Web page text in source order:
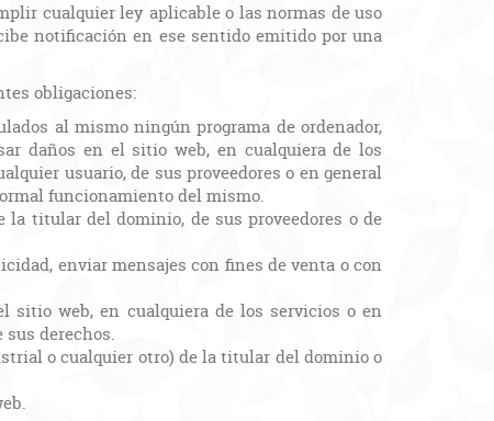
cualquier ley aplicable o las normas de uso
notificación en ese sentido emitido por una
obligaciones:
al mismo ningún programa de ordenador,
daños en el sitio web, en cualquiera de los
usuario, de sus proveedores o en general
funcionamiento del mismo.
titular del dominio, de sus proveedores o de
enviar mensajes con fines de venta o con
sitio web, en cualquiera de los servicios o en
derechos.
o cualquier otro) de la titular del dominio o